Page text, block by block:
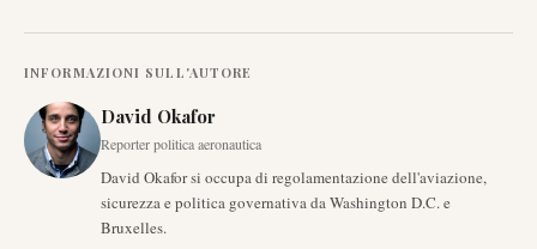
INFORMAZIONI SULL'AUTORE
David Okafor
Reporter politica aeronautica
David Okafor si occupa di regolamentazione dell'aviazione,
sicurezza e politica governativa da Washington D.C. e
Bruxelles.